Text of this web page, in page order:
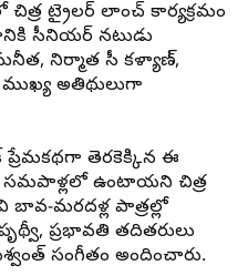
ట్రైలర్ లాంచ్ కార్యక్రమం
సీనియర్ నటుడు
నిర్మాత సీ కళ్యాణ్,
అతిథులుగా
ప్రేమకథగా తెరకెక్కిన ఈ
సమపాళ్లలో ఉంటాయని చిత్ర
బావ-మరదళ్ల పాత్రల్లో
ప్రభావతి తదితరులు
సంగీతం అందించారు.